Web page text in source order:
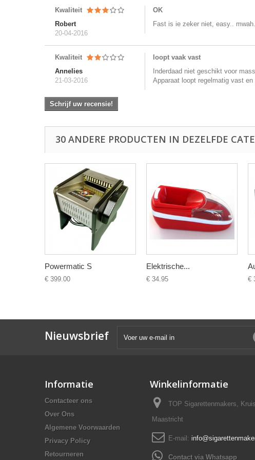
Kwaliteit
Robert
20-04-2016
OK
Fast is ie zeker niet, easy..
Kwaliteit
Annelies
21-03-2016
loopt vaak vast
Inderdaad niet geschikt voor
Apparaat loopt regelmatig vast
Schrijf uw recensie!
30 ANDERE PRODUCTEN IN DEZELFDE
Powermatic S
€ 399.00
Elektrische...
€ 34.95 €
Nieuwsbrief
Informatie
Contacteer ons
Over Ons
Algemene Voorwaarden
Privacy Policy
Retourneren
Winkelinformatie
TOP Sigarettenmakers,
Maastricht
E-mail:
Contact via Whatsapp